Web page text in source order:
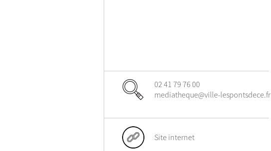
02 41 79 76 00
mediatheque@ville-lespontsdece.fr
Site internet